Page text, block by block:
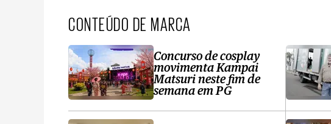
CONTEÚDO DE MARCA
Concurso de cosplay
movimenta Kampai
Matsuri neste fim de
semana em PG